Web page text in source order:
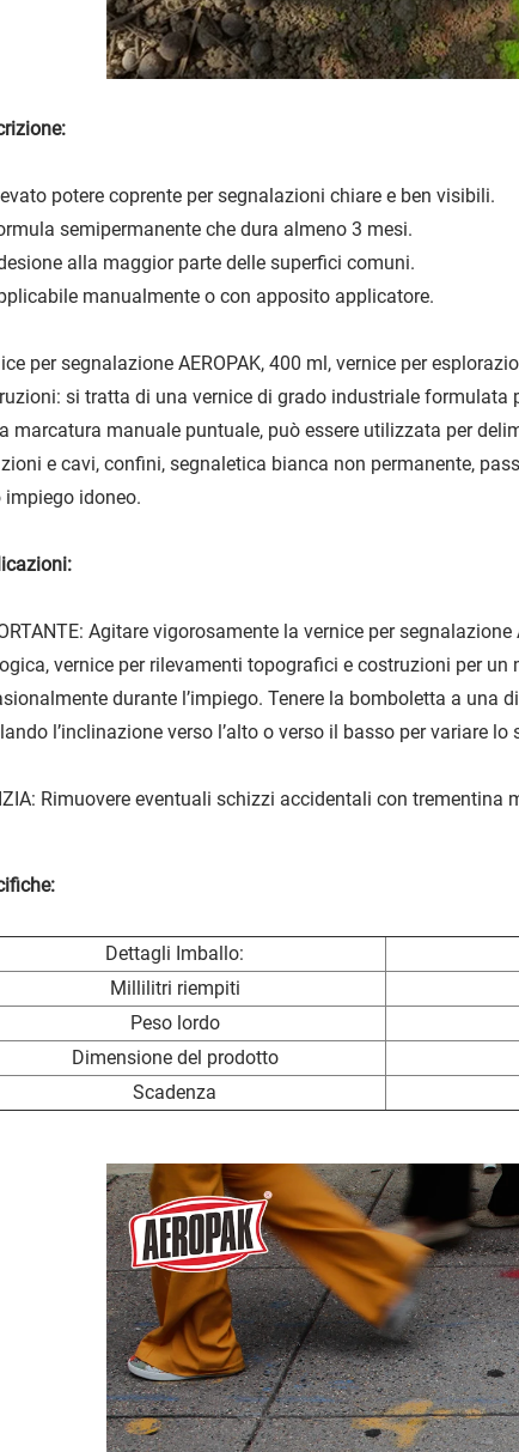
potere coprente per segnalazioni chiare e ben visibili.
semipermanente che dura almeno 3 mesi.
alla maggior parte delle superfici comuni.
manualmente o con apposito applicatore.
per segnalazione AEROPAK, 400 ml, vernice per
si tratta di una vernice di grado industriale formulata
marcatura manuale puntuale, può essere utilizzata per
e cavi, confini, segnaletica bianca non permanente,
impiego idoneo.
Agitare vigorosamente la vernice per
vernice per rilevamenti topografici e costruzioni per un
durante l’impiego. Tenere la bomboletta a una
l’inclinazione verso l’alto o verso il basso per variare
Rimuovere eventuali schizzi accidentali con trementina
Dettagli Imballo:
Millilitri riempiti
Peso lordo
Dimensione del prodotto
Scadenza